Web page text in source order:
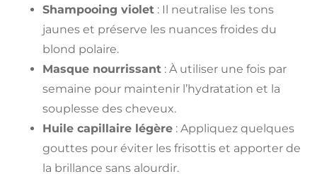
Shampooing violet : Il neutralise les tons
jaunes et préserve les nuances froides du
blond polaire.
Masque nourrissant : À utiliser une fois par
semaine pour maintenir l’hydratation et la
souplesse des cheveux.
Huile capillaire légère : Appliquez quelques
gouttes pour éviter les frisottis et apporter de
la brillance sans alourdir.